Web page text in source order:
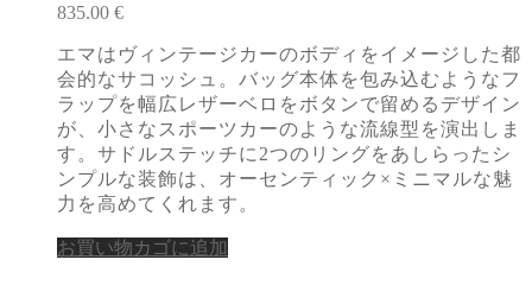
835.00 €
エマはヴィンテージカーのボディをイメージした都
会的なサコッシュ。バッグ本体を包み込むようなフ
ラップを幅広レザーベロをボタンで留めるデザイン
が、小さなスポーツカーのような流線型を演出しま
す。サドルステッチに2つのリングをあしらったシ
ンプルな装飾は、オーセンティック×ミニマルな魅
力を高めてくれます。
お買い物カゴに追加